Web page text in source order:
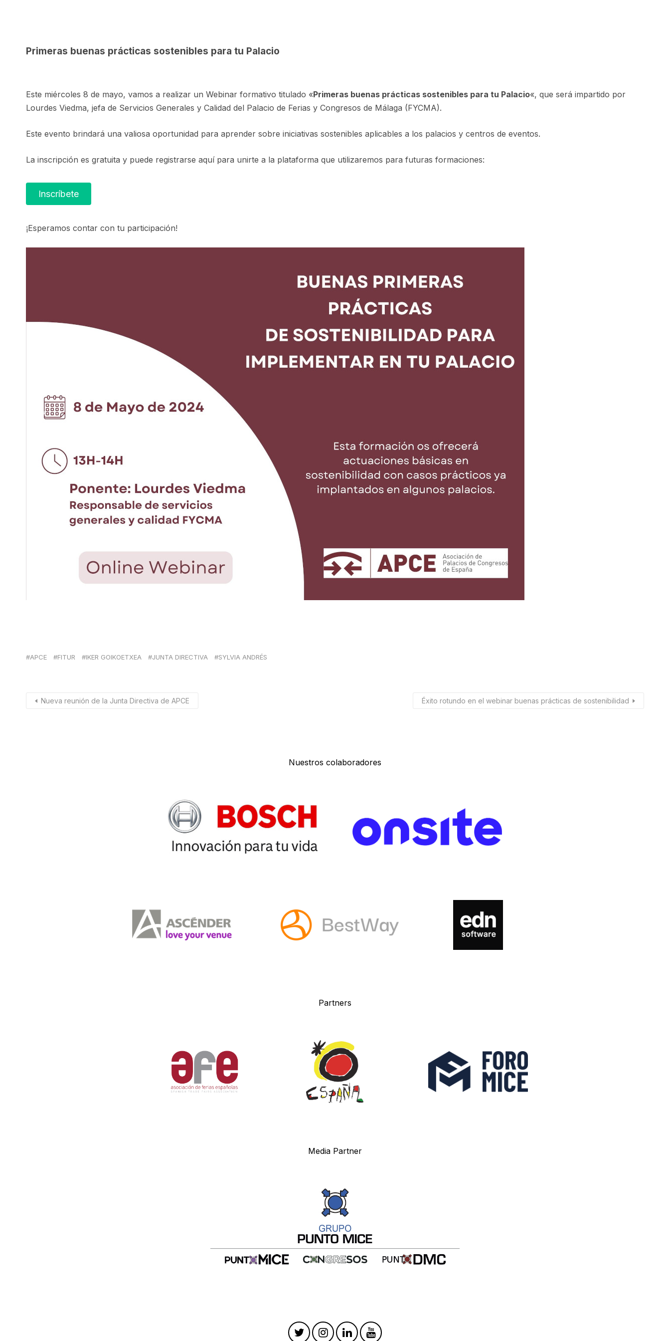
Primeras buenas prácticas sostenibles para tu Palacio
Este miércoles 8 de mayo, vamos a realizar un Webinar formativo titulado «Primeras buenas prácticas sostenibles para tu Palacio«, que será impartido por
Lourdes Viedma, jefa de Servicios Generales y Calidad del Palacio de Ferias y Congresos de Málaga (FYCMA).
Este evento brindará una valiosa oportunidad para aprender sobre iniciativas sostenibles aplicables a los palacios y centros de eventos.
La inscripción es gratuita y puede registrarse aquí para unirte a la plataforma que utilizaremos para futuras formaciones:
Inscríbete
¡Esperamos contar con tu participación!
APCE FITUR IKER GOIKOETXEA JUNTA DIRECTIVA SYLVIA ANDRÉS
Nueva reunión de la Junta Directiva de APCE Éxito rotundo en el webinar buenas prácticas de sostenibilidad
Nuestros colaboradores
Partners
Media Partner